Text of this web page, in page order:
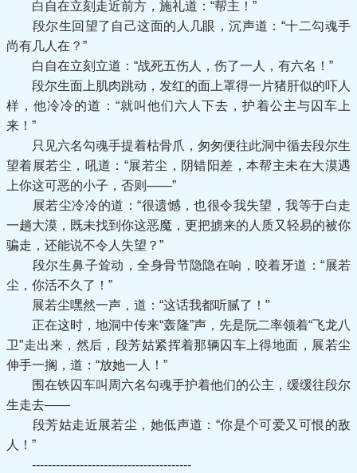
白自在立刻走近前方，施礼道：“帮主！”
段尔生回望了自己这面的人几眼，沉声道：“十二勾魂手
尚有几人在？”
白自在立刻立道：“战死五伤人，伤了一人，有六名！”
段尔生面上肌肉跳动，发红的面上罩得一片猪肝似的吓人
样，他冷冷的道：“就叫他们六人下去，护着公主与囚车上
来！”
只见六名勾魂手提着枯骨爪，匆匆便往此洞中循去段尔生
望着展若尘，吼道：“展若尘，阴错阳差，本帮主未在大漠遇
上你这可恶的小子，否则——”
展若尘冷冷的道：“很遗憾，也很令我失望，我等于白走
一趟大漠，既未找到你这恶魔，更把掳来的人质又轻易的被你
骗走，还能说不令人失望？”
段尔生鼻子耸动，全身骨节隐隐在响，咬着牙道：“展若
尘，你活不久了！”
展若尘嘿然一声，道：“这话我都听腻了！”
正在这时，地洞中传来“轰隆”声，先是阮二率领着“飞龙八
卫”走出来，然后，段芳姑紧挥着那辆囚车上得地面，展若尘
伸手一搁，道：“放她一人！”
围在铁囚车叫周六名勾魂手护着他们的公主，缓缓往段尔
生走去——
段芳姑走近展若尘，她低声道：“你是个可爱又可恨的敌
人！”
----------------------------------------